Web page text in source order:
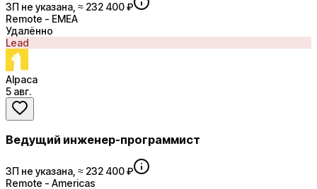
ЗП не указана, ≈ 232 400 ₽
Remote - EMEA
Удалённо
Lead
Alpaca
5 авг.
Ведущий инженер-программист
ЗП не указана, ≈ 232 400 ₽
Remote - Americas